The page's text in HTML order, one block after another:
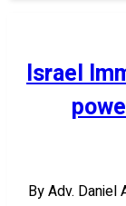
Israel
By Adv. Daniel